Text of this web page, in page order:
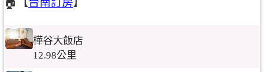
🏠【台南訂房】
樺谷大飯店
12.98公里